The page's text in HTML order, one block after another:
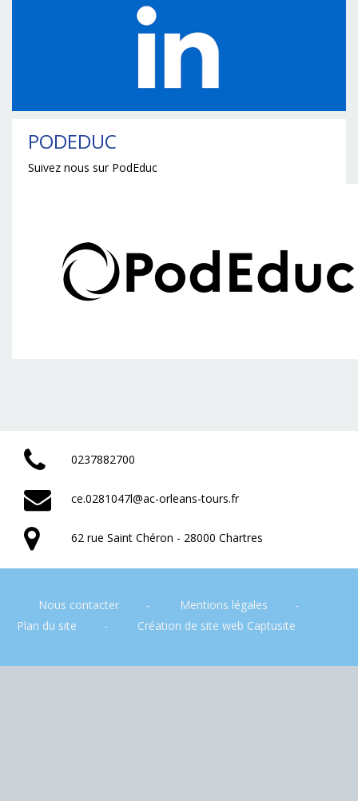
PODEDUC
Suivez nous sur PodEduc
0237882700
ce.0281047l@ac-orleans-tours.fr
62 rue Saint Chéron - 28000 Chartres
Nous contacter
Mentions légales
Plan du site
Création de site web Captusite